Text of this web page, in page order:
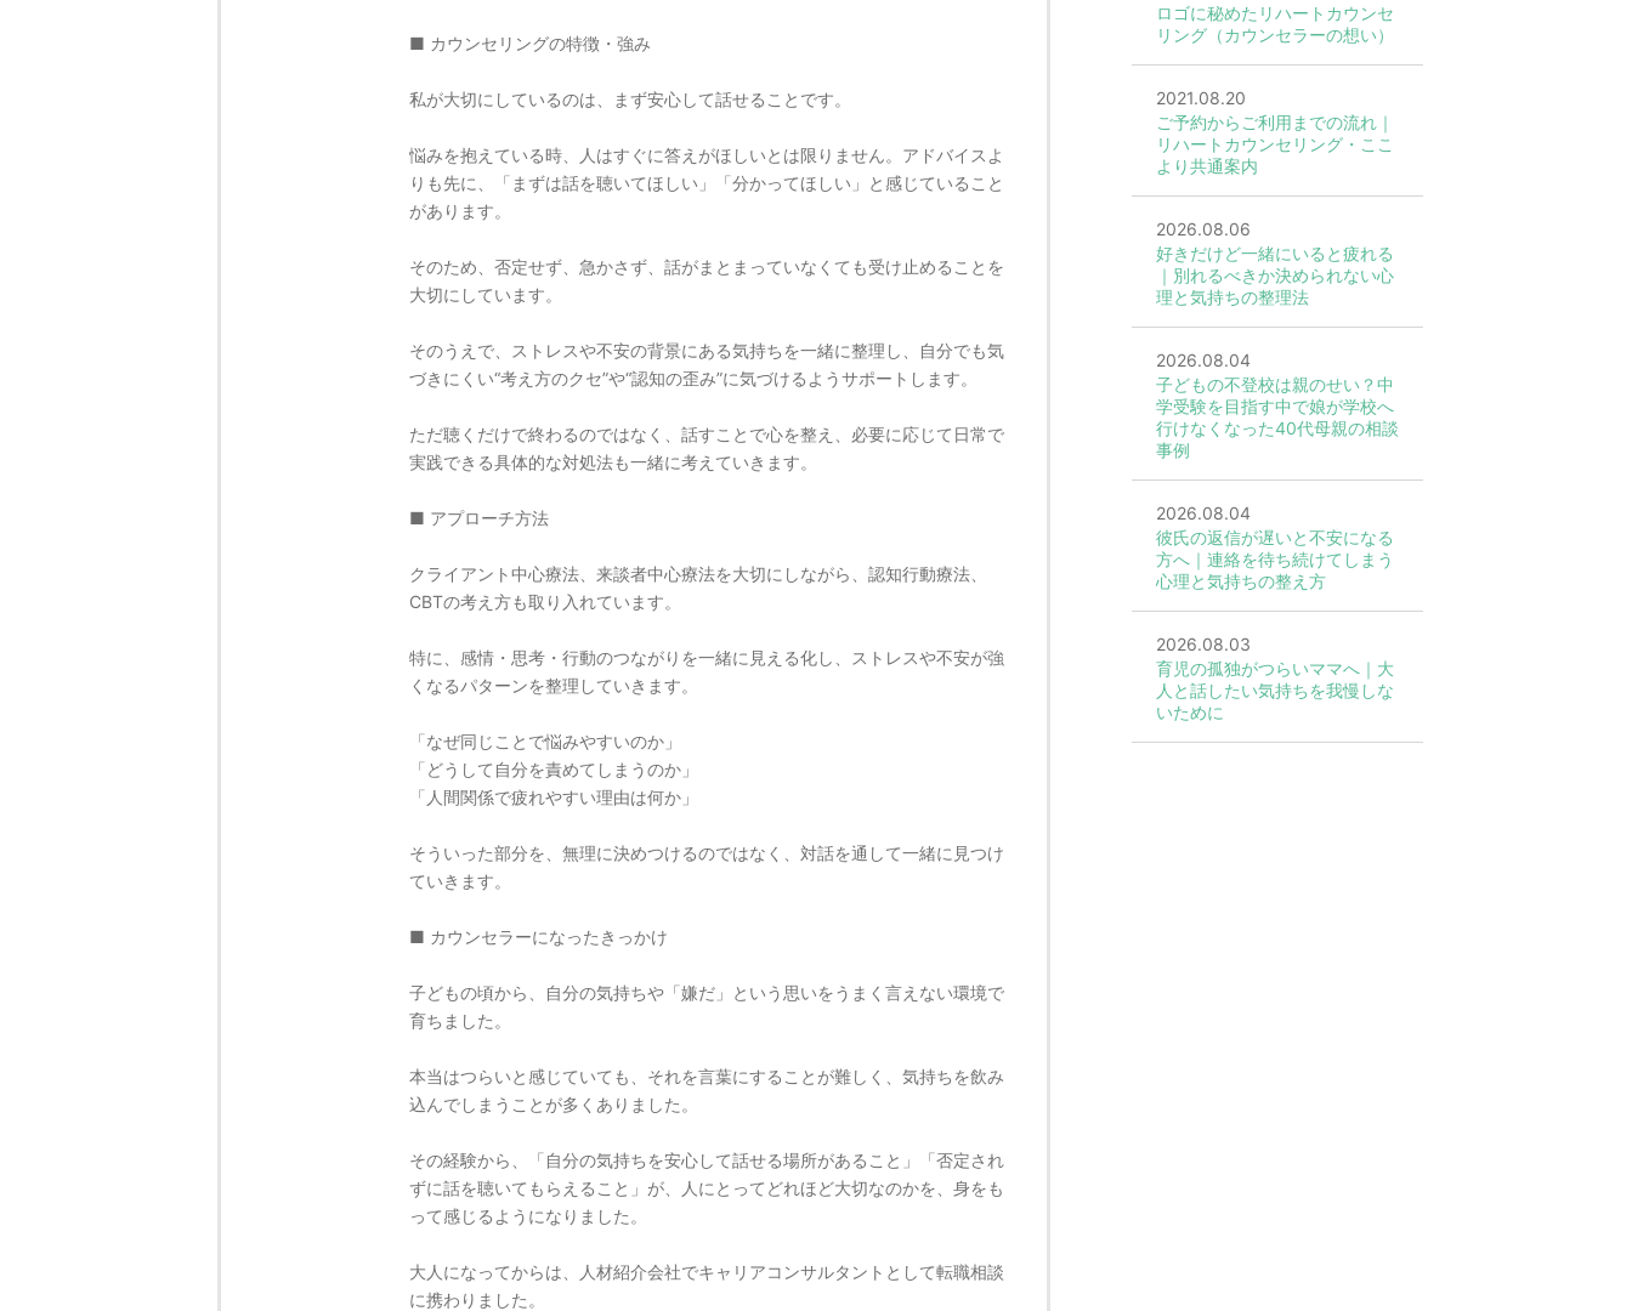
■ カウンセリングの特徴・強み
私が大切にしているのは、まず安心して話せることです。
悩みを抱えている時、人はすぐに答えがほしいとは限りません。アドバイスよ
りも先に、「まずは話を聴いてほしい」「分かってほしい」と感じていること
があります。
そのため、否定せず、急かさず、話がまとまっていなくても受け止めることを
大切にしています。
そのうえで、ストレスや不安の背景にある気持ちを一緒に整理し、自分でも気
づきにくい“考え方のクセ”や“認知の歪み”に気づけるようサポートします。
ただ聴くだけで終わるのではなく、話すことで心を整え、必要に応じて日常で
実践できる具体的な対処法も一緒に考えていきます。
■ アプローチ方法
クライアント中心療法、来談者中心療法を大切にしながら、認知行動療法、
CBTの考え方も取り入れています。
特に、感情・思考・行動のつながりを一緒に見える化し、ストレスや不安が強
くなるパターンを整理していきます。
「なぜ同じことで悩みやすいのか」
「どうして自分を責めてしまうのか」
「人間関係で疲れやすい理由は何か」
そういった部分を、無理に決めつけるのではなく、対話を通して一緒に見つけ
ていきます。
■ カウンセラーになったきっかけ
子どもの頃から、自分の気持ちや「嫌だ」という思いをうまく言えない環境で
育ちました。
本当はつらいと感じていても、それを言葉にすることが難しく、気持ちを飲み
込んでしまうことが多くありました。
その経験から、「自分の気持ちを安心して話せる場所があること」「否定され
ずに話を聴いてもらえること」が、人にとってどれほど大切なのかを、身をも
って感じるようになりました。
大人になってからは、人材紹介会社でキャリアコンサルタントとして転職相談
に携わりました。
ロゴに秘めたリハートカウンセ
リング（カウンセラーの想い）
2021.08.20
ご予約からご利用までの流れ｜
リハートカウンセリング・ここ
より共通案内
2026.08.06
好きだけど一緒にいると疲れる
｜別れるべきか決められない心
理と気持ちの整理法
2026.08.04
子どもの不登校は親のせい？中
学受験を目指す中で娘が学校へ
行けなくなった40代母親の相談
事例
2026.08.04
彼氏の返信が遅いと不安になる
方へ｜連絡を待ち続けてしまう
心理と気持ちの整え方
2026.08.03
育児の孤独がつらいママへ｜大
人と話したい気持ちを我慢しな
いために